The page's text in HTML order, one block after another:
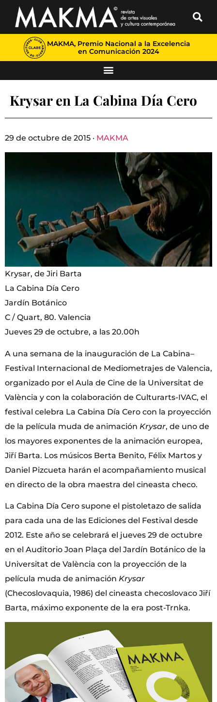
MAKMA, Premio Nacional a la Excelencia
en Comunicación 2024
Krysar en La Cabina Día Cero
29 de octubre de 2015 · MAKMA
Krysar, de Jiri Barta
La Cabina Día Cero
Jardín Botánico
C / Quart, 80. Valencia
Jueves 29 de octubre, a las 20.00h
A una semana de la inauguración de La Cabina–
Festival Internacional de Mediometrajes de Valencia,
organizado por el Aula de Cine de la Universitat de
València y con la colaboración de Culturarts-IVAC, el
festival celebra La Cabina Día Cero con la proyección
de la película muda de animación Krysar, de uno de
los mayores exponentes de la animación europea,
Jiří Barta. Los músicos Berta Benito, Félix Martos y
Daniel Pizcueta harán el acompañamiento musical
en directo de la obra maestra del cineasta checo.
La Cabina Día Cero supone el pistoletazo de salida
para cada una de las Ediciones del Festival desde
2012. Este año se celebrará el jueves 29 de octubre
en el Auditorio Joan Plaça del Jardín Botánico de la
Universitat de València con la proyección de la
película muda de animación Krysar
(Checoslovaquia, 1986) del cineasta checoslovaco Jiří
Barta, máximo exponente de la era post-Trnka.